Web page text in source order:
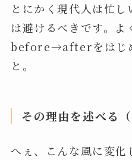
とにかく現代人は忙
は避けるべきです。よ
before→afterをはじ
と。
その理由を述べる
へぇ、こんな風に変化